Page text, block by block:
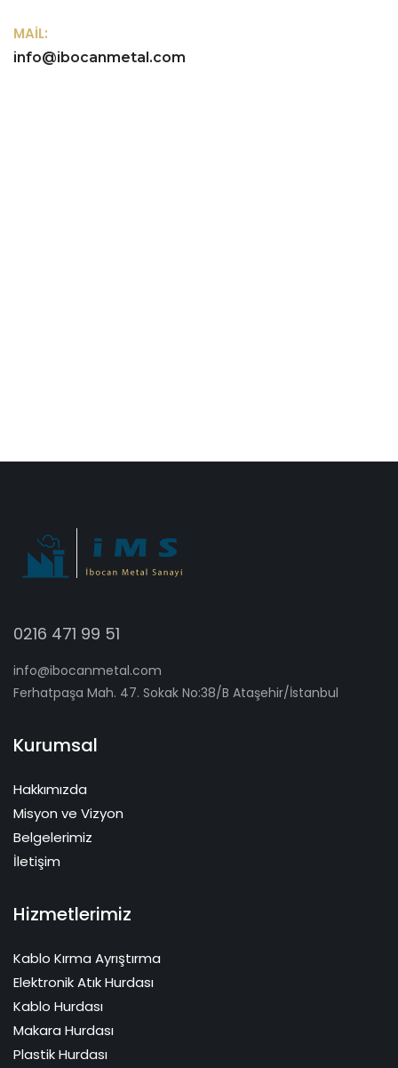
MAIL:
info@ibocanmetal.com
0216 471 99 51
info@ibocanmetal.com
Ferhatpaşa Mah. 47. Sokak No:38/B Ataşehir/İstanbul
Kurumsal
Hakkımızda
Misyon ve Vizyon
Belgelerimiz
İletişim
Hizmetlerimiz
Kablo Kırma Ayrıştırma
Elektronik Atık Hurdası
Kablo Hurdası
Makara Hurdası
Plastik Hurdası